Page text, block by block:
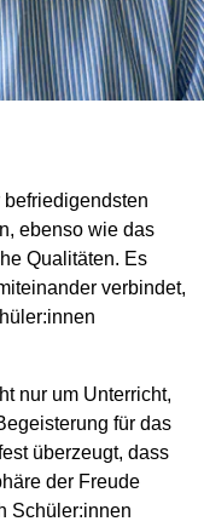
ebenso wie das
Qualitäten. Es
verbindet,
nur um Unterricht,
für das
überzeugt, dass
der Freude
Schüler:innen